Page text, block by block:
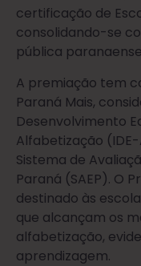
certificação de
consolidando-se
pública
A premiação tem
Paraná Mais,
Desenvolvimento
Alfabetização
Sistema de
Paraná (SAEP). O
destinado às
que alcançam os
alfabetização,
aprendizagem.